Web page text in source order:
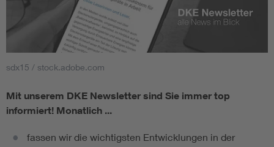
sdx15 / stock.adobe.com
Mit unserem DKE Newsletter sind Sie immer top
informiert! Monatlich ...
fassen wir die wichtigsten Entwicklungen in der